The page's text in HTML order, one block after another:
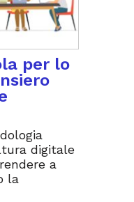
per lo
digitale
a
la